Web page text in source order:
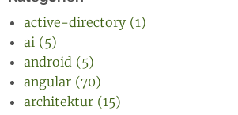
active-directory (1)
ai (5)
android (5)
angular (70)
architektur (15)